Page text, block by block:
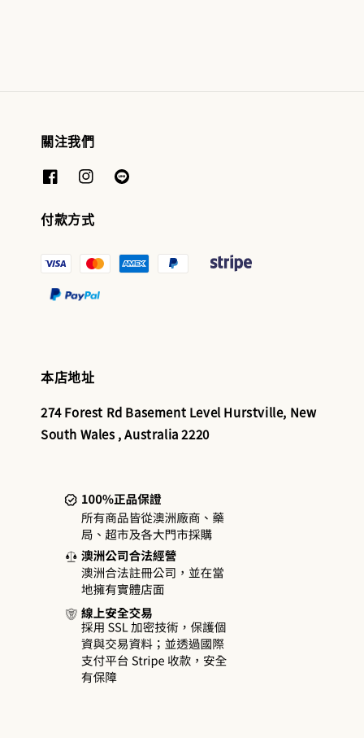
關注我們
付款方式
本店地址
274 Forest Rd Basement Level Hurstville, New
South Wales , Australia 2220